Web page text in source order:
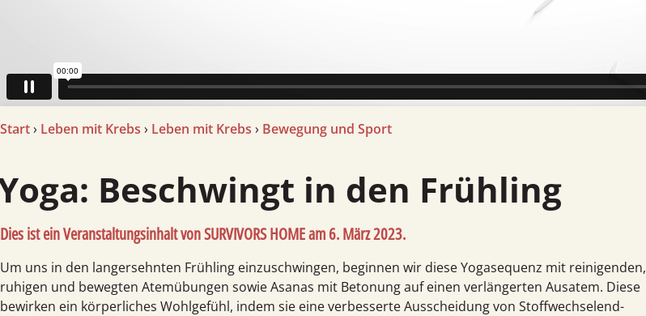
Start› Leben mit Krebs › Leben mit Krebs › Bewegung und Sport
Yoga: Beschwingt in den Frühling
Dies ist ein Veranstaltungsinhalt vonSURVIVORS HOME am 6. März 2023.
Um uns in den langer­sehnten Frühling einzu­schwingen, beginnen wir diese Yoga­sequenz mit reinigenden,
ruhigen und bewegten Atem­übungen sowie Asanas mit Betonung auf einen verlängerten Ausatem. Diese
bewirken ein körper­liches Wohl­gefühl, indem sie eine verbesserte Ausscheidung von Stoff­wechsel­end­